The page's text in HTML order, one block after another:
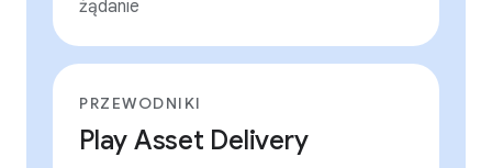
żądanie
PRZEWODNIKI
Play Asset Delivery